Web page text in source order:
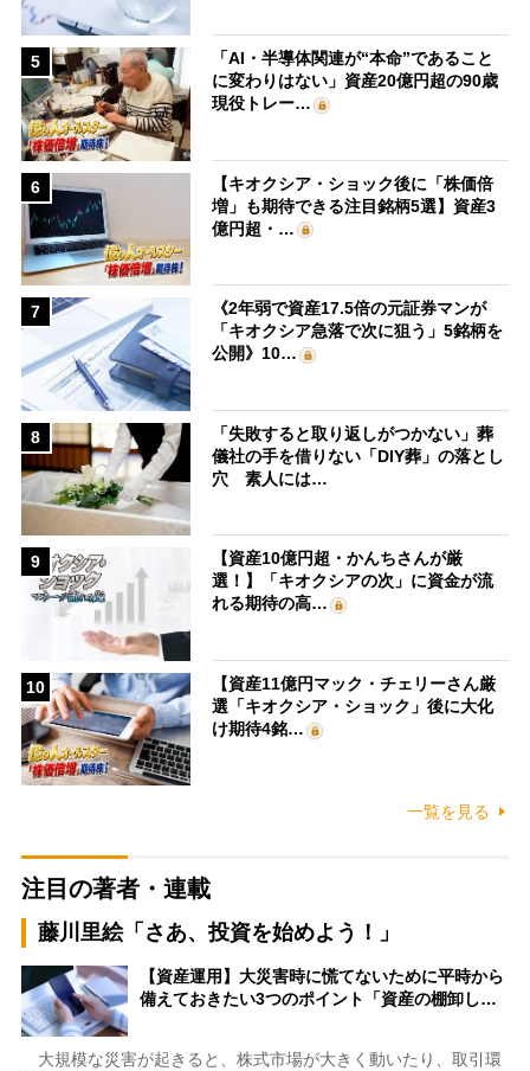
5
「AI・半導体関連が“本命”であること
に変わりはない」資産20億円超の90歳
現役トレー…
6
【キオクシア・ショック後に「株価倍
増」も期待できる注目銘柄5選】資産3
億円超・…
7
《2年弱で資産17.5倍の元証券マンが
「キオクシア急落で次に狙う」5銘柄を
公開》10…
8
「失敗すると取り返しがつかない」葬
儀社の手を借りない「DIY葬」の落とし
穴 素人には…
9
【資産10億円超・かんちさんが厳
選！】「キオクシアの次」に資金が流
れる期待の高…
10
【資産11億円マック・チェリーさん厳
選「キオクシア・ショック」後に大化
け期待4銘…
一覧を見る
注目の著者・連載
藤川里絵「さあ、投資を始めよう！」
【資産運用】大災害時に慌てないために平時から
備えておきたい3つのポイント「資産の棚卸し…
大規模な災害が起きると、株式市場が大きく動いたり、取引環